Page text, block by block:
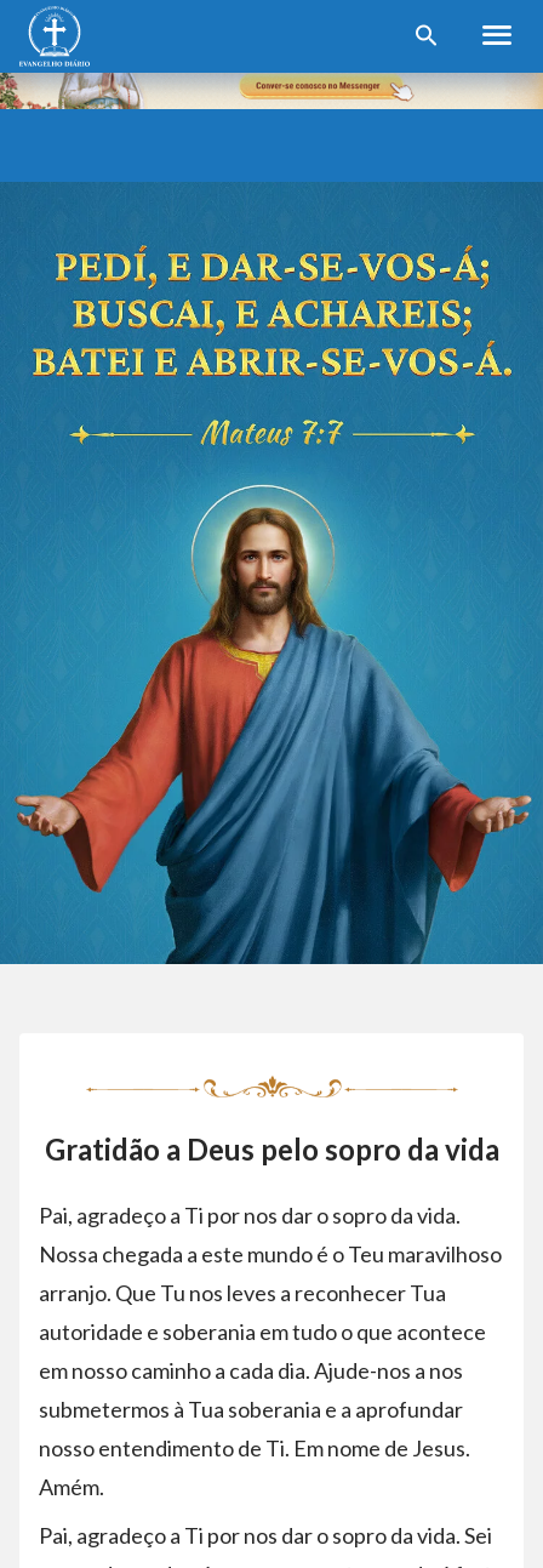
Gratidão a Deus pelo sopro da vida
Pai, agradeço a Ti por nos dar o sopro da vida.
Nossa chegada a este mundo é o Teu maravilhoso
arranjo. Que Tu nos leves a reconhecer Tua
autoridade e soberania em tudo o que acontece
em nosso caminho a cada dia. Ajude-nos a nos
submetermos à Tua soberania e a aprofundar
nosso entendimento de Ti. Em nome de Jesus.
Amém.
Pai, agradeço a Ti por nos dar o sopro da vida. Sei